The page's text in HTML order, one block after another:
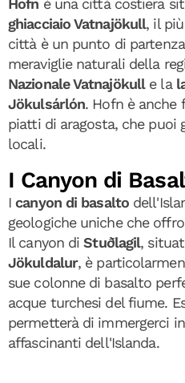
Hofn è una città costiera
ghiacciaio Vatnajökull, il
città è un punto di
meraviglie naturali della
Nazionale Vatnajökulle la
Jökulsárlón. Hofn è anche
piatti di aragosta, che puoi
locali.
I Canyon di
Icanyon di basalto
geologiche uniche che
Il canyon diStuðlagil,
Jökuldalur, è
sue colonne di basalto
acque turchesi del fiume.
permetterà di immergerci
affascinanti dell'Islanda.